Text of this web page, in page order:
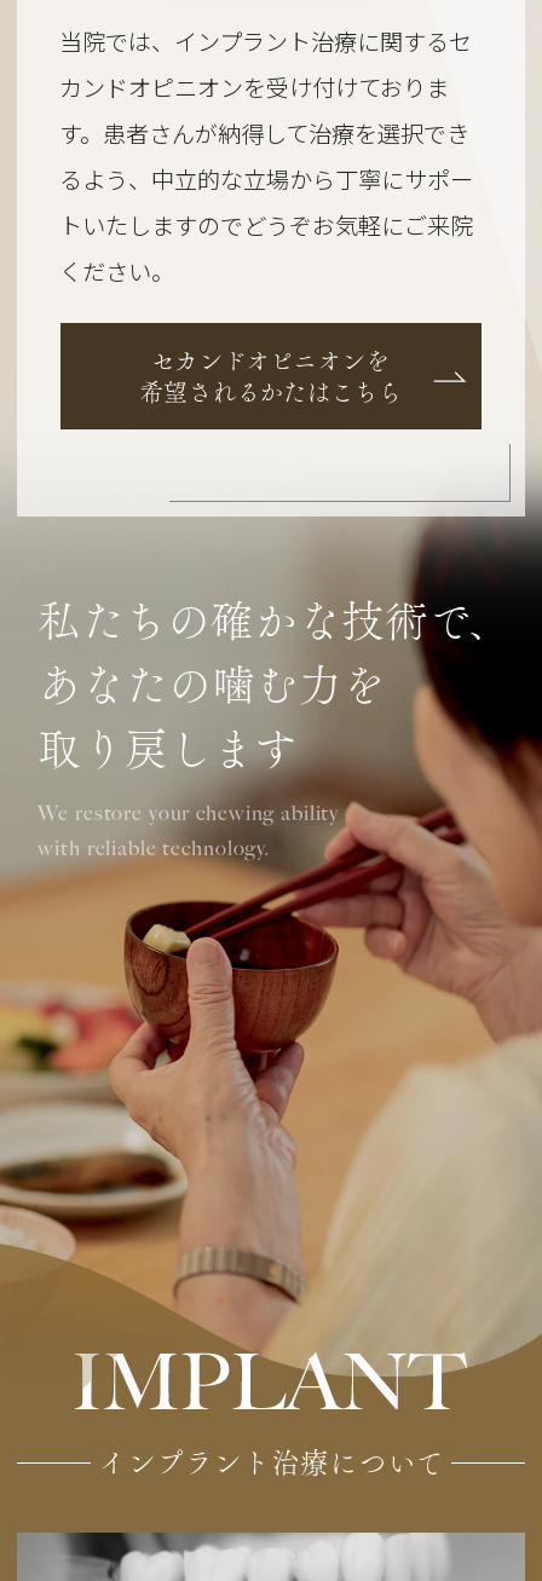
当院では、インプラント治療に関するセ
カンドオピニオンを受け付けておりま
す。 患者さんが納得して治療を選択でき
るよう、 中立的な立場から丁寧にサポー
トいたしますのでどうぞお気軽にご来院
ください。
セカンドオピニオンを
希望されるかたはこちら
私たちの確かな技術で、
あなたの噛む力を
取り戻します
We restore your chewing ability
with reliable technology.
インプラント治療について